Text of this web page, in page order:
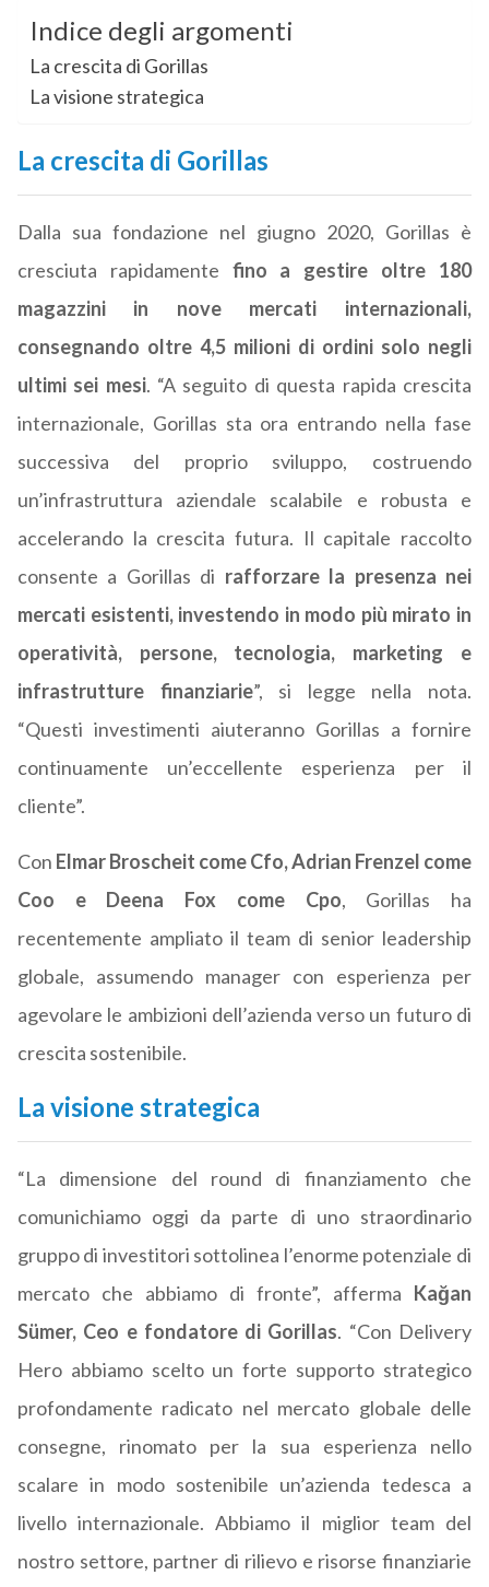
Indice degli argomenti
La crescita di Gorillas
La visione strategica
La crescita di Gorillas
Dalla sua fondazione nel giugno 2020, Gorillas è
cresciuta rapidamente fino a gestire oltre 180
magazzini in nove mercati internazionali,
consegnando oltre 4,5 milioni di ordini solo negli
ultimi sei mesi. “A seguito di questa rapida crescita
internazionale, Gorillas sta ora entrando nella fase
successiva del proprio sviluppo, costruendo
un’infrastruttura aziendale scalabile e robusta e
accelerando la crescita futura. Il capitale raccolto
consente a Gorillas di rafforzare la presenza nei
mercati esistenti, investendo in modo più mirato in
operatività, persone, tecnologia, marketing e
infrastrutture finanziarie”, si legge nella nota.
“Questi investimenti aiuteranno Gorillas a fornire
continuamente un’eccellente esperienza per il
cliente”.
Con Elmar Broscheit come Cfo, Adrian Frenzel come
Coo e Deena Fox come Cpo, Gorillas ha
recentemente ampliato il team di senior leadership
globale, assumendo manager con esperienza per
agevolare le ambizioni dell’azienda verso un futuro di
crescita sostenibile.
La visione strategica
“La dimensione del round di finanziamento che
comunichiamo oggi da parte di uno straordinario
gruppo di investitori sottolinea l’enorme potenziale di
mercato che abbiamo di fronte”, afferma Kağan
Sümer, Ceo e fondatore di Gorillas. “Con Delivery
Hero abbiamo scelto un forte supporto strategico
profondamente radicato nel mercato globale delle
consegne, rinomato per la sua esperienza nello
scalare in modo sostenibile un’azienda tedesca a
livello internazionale. Abbiamo il miglior team del
nostro settore, partner di rilievo e risorse finanziarie